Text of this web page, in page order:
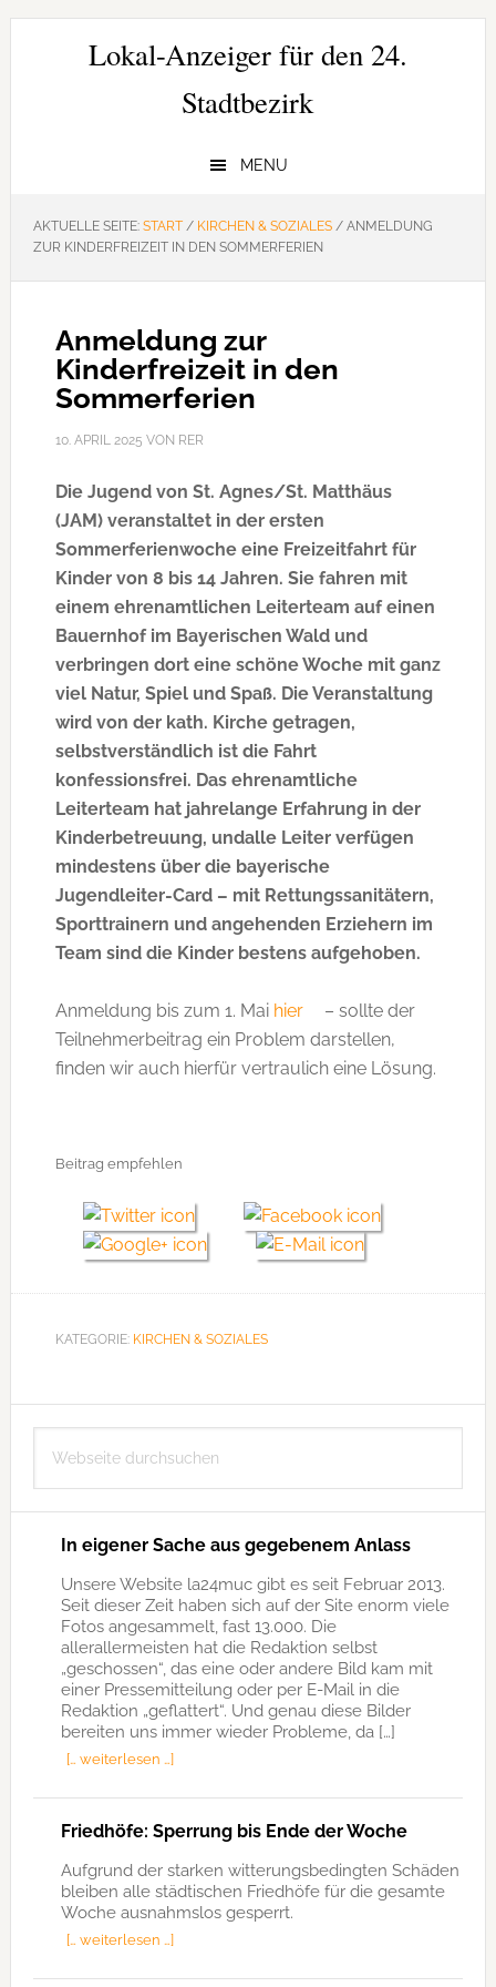
Zur
Hauptnavigation
Zum
Zur
SeitenspalteLokal-Anzeiger für den 24.
Stadtbezirk
MENU
AKTUELLE SEITE: START / KIRCHEN & SOZIALES /ANMELDUNG
ZUR KINDERFREIZEIT IN DEN SOMMERFERIEN
Anmeldung zur
Kinderfreizeit in den
Sommerferien
10. APRIL 2025 VON RER
Die Jugend von St. Agnes/St. Matthäus
(JAM) veranstaltet in der ersten
Sommerferienwoche eine Freizeitfahrt für
Kinder von 8 bis 14 Jahren. Sie fahren mit
einem ehrenamtlichen Leiterteam auf einen
Bauernhof im Bayerischen Wald und
verbringen dort eine schöne Woche mit ganz
viel Natur, Spiel und Spaß. Die Veranstaltung
wird von der kath. Kirche getragen,
selbstverständlich ist die Fahrt
konfessionsfrei. Das ehrenamtliche
Leiterteam hat jahrelange Erfahrung in der
Kinderbetreuung, undalle Leiter verfügen
mindestens über die bayerische
Jugendleiter-Card – mit Rettungssanitätern,
Sporttrainern und angehenden Erziehern im
Team sind die Kinder bestens aufgehoben.
Anmeldung bis zum 1. Mai hier
– sollte der
Teilnehmerbeitrag ein Problem darstellen,
finden wir auch hierfür vertraulich eine Lösung.
Beitrag empfehlen
KATEGORIE: KIRCHEN & SOZIALES
Seitenspalte
durchsuchen
In eigener Sache aus gegebenem Anlass
Unsere Website la24muc gibt es seit Februar 2013.
Seit dieser Zeit haben sich auf der Site enorm viele
Fotos angesammelt, fast 13.000. Die
allerallermeisten hat die Redaktion selbst
„geschossen“, das eine oder andere Bild kam mit
einer Pressemitteilung oder per E-Mail in die
Redaktion „geflattert“. Und genau diese Bilder
bereiten uns immer wieder Probleme, da […]
[… weiterlesen …]
Friedhöfe: Sperrung bis Ende der Woche
Aufgrund der starken witterungsbedingten Schäden
bleiben alle städtischen Friedhöfe für die gesamte
Woche ausnahmslos gesperrt.
[… weiterlesen …]